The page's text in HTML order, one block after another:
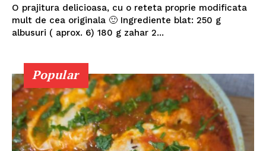
O prajitura delicioasa, cu o reteta proprie modificata
mult de cea originala 🙂 Ingrediente blat: 250 g
albusuri ( aprox. 6) 180 g zahar 2...
Popular